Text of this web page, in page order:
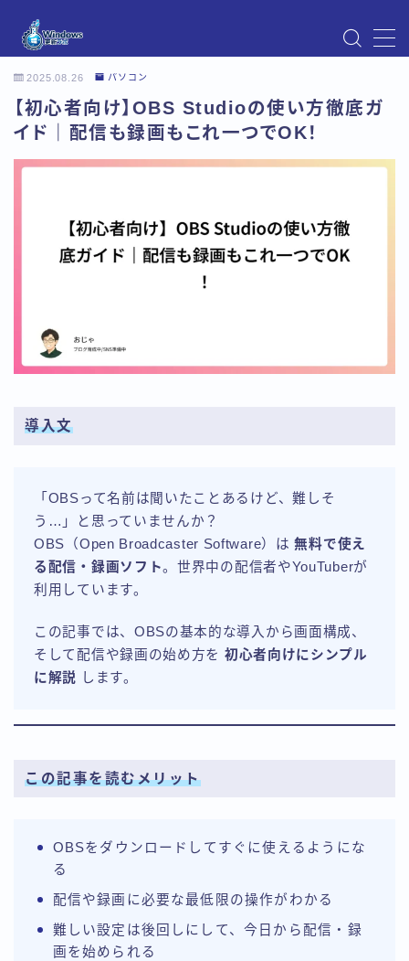
Instagram
Windows Updateの不具合・エラー対処法まとめ
【Windows11対応】
アクセス
トップページ
プライバシーポリシー
利用規約／特定商取引法に基づく表記
有料記事の決済完了ページ
運営者情報
2025.08.26 パソコン
【初心者向け】OBS Studioの使い方徹底ガ
イド｜配信も録画もこれ一つでOK！
導入文
「OBSって名前は聞いたことあるけど、難しそ
う…」と思っていませんか？
OBS（Open Broadcaster Software）は無料で使え
る配信・録画ソフト。世界中の配信者やYouTuberが
利用しています。
この記事では、OBSの基本的な導入から画面構成、
そして配信や録画の始め方を 初心者向けにシンプル
に解説 します。
この記事を読むメリット
OBSをダウンロードしてすぐに使えるようにな
る
配信や録画に必要な最低限の操作がわかる
難しい設定は後回しにして、今日から配信・録
画を始められる